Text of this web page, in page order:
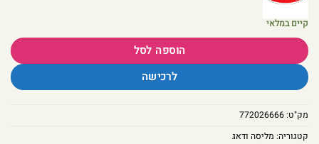
קיים במלאי
הוספה לסל
לרכישה
מק"ט:772026666
קטגוריה: מליסה ודאג